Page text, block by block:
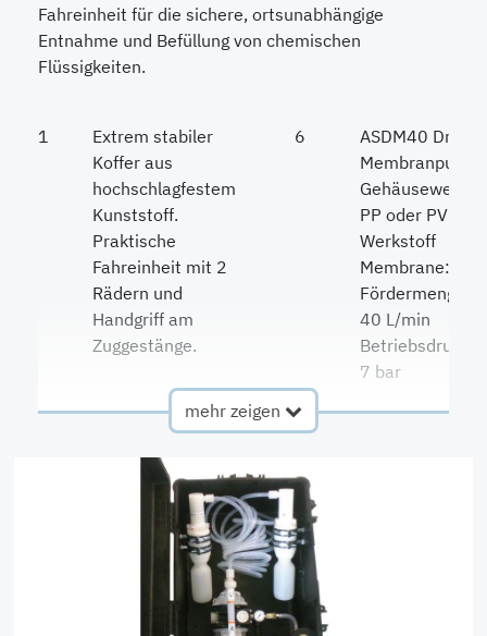
Fahreinheit für die sichere, ortsunabhängige
Entnahme und Befüllung von chemischen
Flüssigkeiten.
1
Extrem stabiler
Koffer aus
hochschlagfestem
Kunststoff.
Praktische
Fahreinheit mit 2
Rädern und
Handgriff am
Zuggestänge.
6
ASDM40
PP oder PVDF
Werkstoff
Membrane:
Fördermenge
40 L/min
Betriebsdruck
7 bar
selbstschließendem
Rückschlagventil
QC2 Befüllkopf
8
mehr zeigen